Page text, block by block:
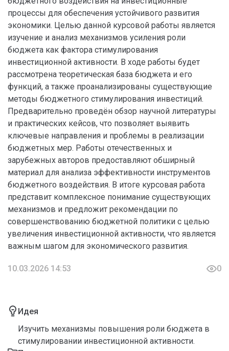
процессы для обеспечения устойчивого развития
экономики. Целью данной курсовой работы является
изучение и анализ механизмов усиления роли
бюджета как фактора стимулирования
инвестиционной активности. В ходе работы будет
рассмотрена теоретическая база бюджета и его
функций, а также проанализированы существующие
методы бюджетного стимулирования инвестиций.
Предварительно проведён обзор научной литературы
и практических кейсов, что позволяет выявить
ключевые направления и проблемы в реализации
бюджетных мер. Работы отечественных и
зарубежных авторов предоставляют обширный
материал для анализа эффективности инструментов
бюджетного воздействия. В итоге курсовая работа
представит комплексное понимание существующих
механизмов и предложит рекомендации по
совершенствованию бюджетной политики с целью
увеличения инвестиционной активности, что является
важным шагом для экономического развития.
10.03.2026 14:53 0
Идея
Изучить механизмы повышения роли бюджета в
стимулировании инвестиционной активности.